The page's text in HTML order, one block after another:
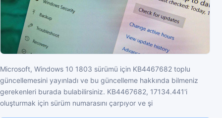
Microsoft, Windows 10 1803 sürümü için KB4467682 toplu
güncellemesini yayınladı ve bu güncelleme hakkında bilmeniz
gerekenleri burada bulabilirsiniz. KB4467682, 17134.441'i
oluşturmak için sürüm numarasını çarpıyor ve şi